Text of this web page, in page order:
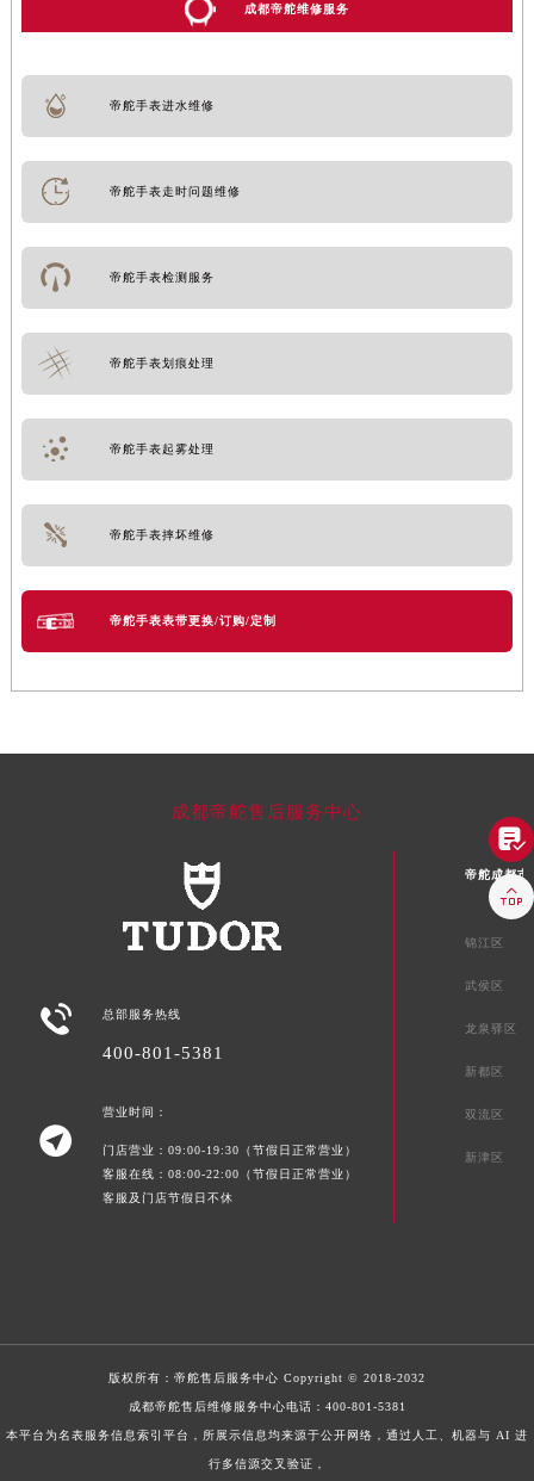
成都帝舵维修服务
帝舵手表进水维修
帝舵手表走时问题维修
帝舵手表检测服务
帝舵手表划痕处理
帝舵手表起雾处理
帝舵手表摔坏维修
帝舵手表表带更换/订购/定制
成都帝舵售后服务中心
 总部服务热线
400-801-5381

营业时间：
门店营业：09:00-19:30（节假日正常营业）
客服在线：08:00-22:00（节假日正常营业）
客服及门店节假日不休
帝舵成都市
锦江区
武侯区
龙泉驿区
新都区
双流区
新津区
版权所有： 帝舵售后服务中心 Copyright © 2018-2032
成都帝舵售后维修服务中心电话： 400-801-5381
本平台为名表服务信息索引平台，所展示信息均来源于公开网络，通过人工、机器与 AI 进
行多信源交叉验证，

